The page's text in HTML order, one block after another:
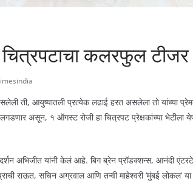
कलरफुल
ती, आयुष्यातली प्रत्येक लढाई हरत असलेला तो यांच्या
असून, १ ऑगस्ट रोजी हा चित्रपट प्रेक्षकांच्या भेटीला
अभिजीत यांनी केलं आहे. बिग ब्रेन प्रॉडक्शन्स, आनंदी
राऊत, सचिन अग्रवाल आणि तन्वी माहेश्वरी ‘मुंबई लोकल’